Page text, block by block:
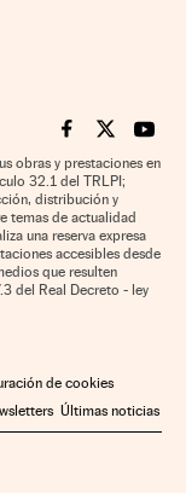
Cinco Días en
Cinco Días
Cinco
obras y prestaciones en
32.1 del TRLPI;
distribución y
temas de actualidad
una reserva expresa
accesibles desde
que resulten
del Real Decreto - ley
de cookies
Últimas noticias